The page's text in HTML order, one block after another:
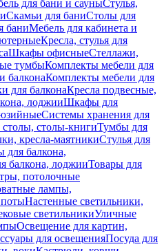
для бани и сауныСтулья,
Скамьи для баниСтолы для
баниМебель для кабинета и
Кресла, стулья для
Шкафы офисныеСтеллажи,
тумбыКомплекты мебели для
балконаКомплекты мебели для
для балконаКресла подвесные,
лоджииШкафы для
Системы хранения для
столы-книгиТумбы для
кресла-маятникиСтулья для
для балкона,
балкона, лоджииТовары для
потолочные
лампы,
Настенные светильники,
светильникиУличные
Освещение для картин,
для освещенияПосуда для